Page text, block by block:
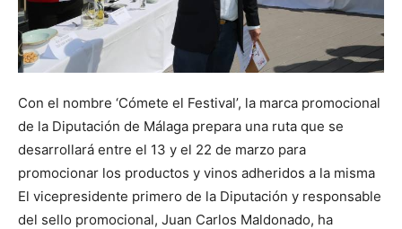
Con el nombre ‘Cómete el Festival’, la marca promocional
de la Diputación de Málaga prepara una ruta que se
desarrollará entre el 13 y el 22 de marzo para
promocionar los productos y vinos adheridos a la misma
El vicepresidente primero de la Diputación y responsable
del sello promocional, Juan Carlos Maldonado, ha